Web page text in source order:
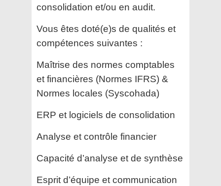
consolidation et/ou en audit.
Vous êtes doté(e)s de qualités et
compétences suivantes :
Maîtrise des normes comptables
et financières (Normes IFRS) &
Normes locales (Syscohada)
ERP et logiciels de consolidation
Analyse et contrôle financier
Capacité d’analyse et de synthèse
Esprit d’équipe et communication